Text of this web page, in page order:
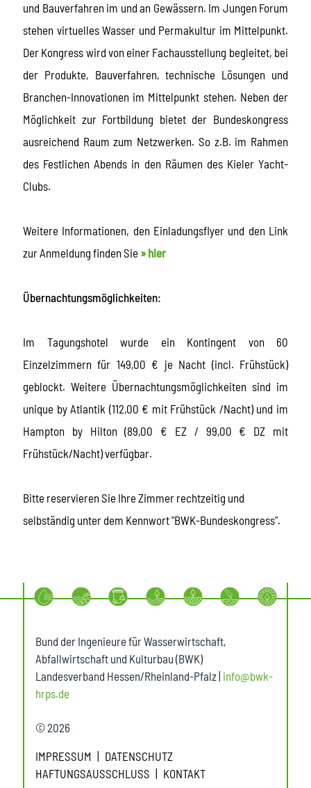
und Bauverfahren im und an Gewässern. Im Jungen Forum
stehen virtuelles Wasser und Permakultur im Mittelpunkt.
Der Kongress wird von einer Fachausstellung begleitet, bei
der Produkte, Bauverfahren, technische Lösungen und
Branchen-Innovationen im Mittelpunkt stehen. Neben der
Möglichkeit zur Fortbildung bietet der Bundeskongress
ausreichend Raum zum Netzwerken. So z.B. im Rahmen
des Festlichen Abends in den Räumen des Kieler Yacht-
Clubs.
Weitere Informationen, den Einladungsflyer und den Link
zur Anmeldung finden Sie » hier
Übernachtungsmöglichkeiten:
Im Tagungshotel wurde ein Kontingent von 60
Einzelzimmern für 149,00 € je Nacht (incl. Frühstück)
geblockt. Weitere Übernachtungsmöglichkeiten sind im
unique by Atlantik (112,00 € mit Frühstück /Nacht) und im
Hampton by Hilton (89,00 € EZ / 99,00 € DZ mit
Frühstück/Nacht) verfügbar.
Bitte reservieren Sie Ihre Zimmer rechtzeitig und
selbständig unter dem Kennwort "BWK-Bundeskongress".
Bund der Ingenieure für Wasserwirtschaft,
Abfallwirtschaft und Kulturbau (BWK)
Landesverband Hessen/Rheinland-Pfalz | info@bwk-
hrps.de
© 2026
IMPRESSUM
DATENSCHUTZ
HAFTUNGSAUSSCHLUSS
KONTAKT